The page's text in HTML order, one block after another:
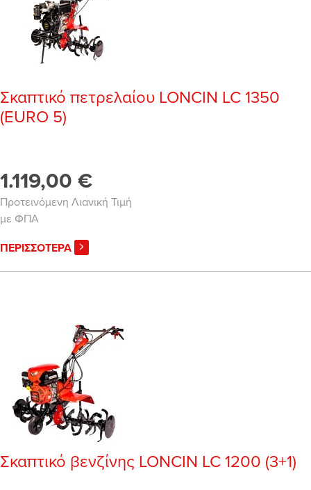
Σκαπτικό πετρελαίου LONCIN LC 1350
(EURO 5)
1.119,00 €
Προτεινόμενη Λιανική Τιμή
με ΦΠΑ
ΠΕΡΙΣΣΟΤΕΡΑ
Σκαπτικό βενζίνης LONCIN LC 1200 (3+1)